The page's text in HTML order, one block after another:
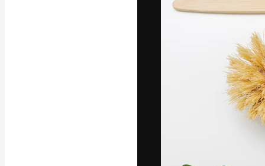
La piattaforma
creativi,
Italiano